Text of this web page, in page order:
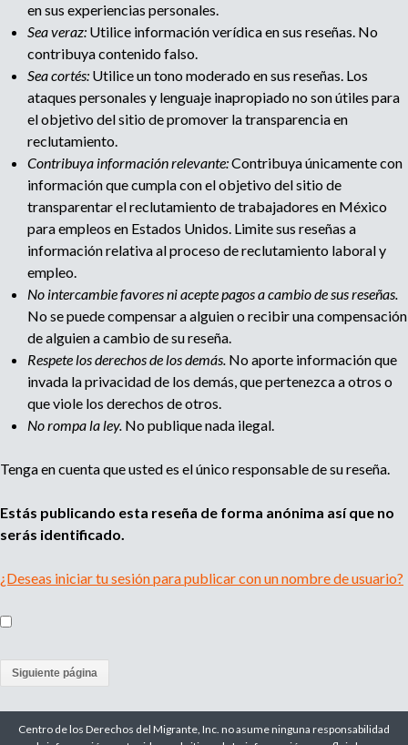
en sus experiencias personales.
Sea veraz: Utilice información verídica en sus reseñas. No
contribuya contenido falso.
Sea cortés: Utilice un tono moderado en sus reseñas. Los
ataques personales y lenguaje inapropiado no son útiles para
el objetivo del sitio de promover la transparencia en
reclutamiento.
Contribuya información relevante:Contribuya únicamente con
información que cumpla con el objetivo del sitio de
transparentar el reclutamiento de trabajadores en México
para empleos en Estados Unidos. Limite sus reseñas a
información relativa al proceso de reclutamiento laboral y
empleo.
No intercambie favores ni acepte pagos a cambio de sus reseñas.
No se puede compensar a alguien o recibir una compensación
de alguien a cambio de su reseña.
Respete los derechos de los demás. No aporte información que
invada la privacidad de los demás, que pertenezca a otros o
que viole los derechos de otros.
No rompa la ley. No publique nada ilegal.
Tenga en cuenta que usted es el único responsable de su reseña.
Estás publicando esta reseña de forma anónima así que no
serás identificado.
¿Deseas iniciar tu sesión para publicar con un nombre de usuario?
c
Centro de los Derechos del Migrante, Inc. no asume ninguna responsabilidad